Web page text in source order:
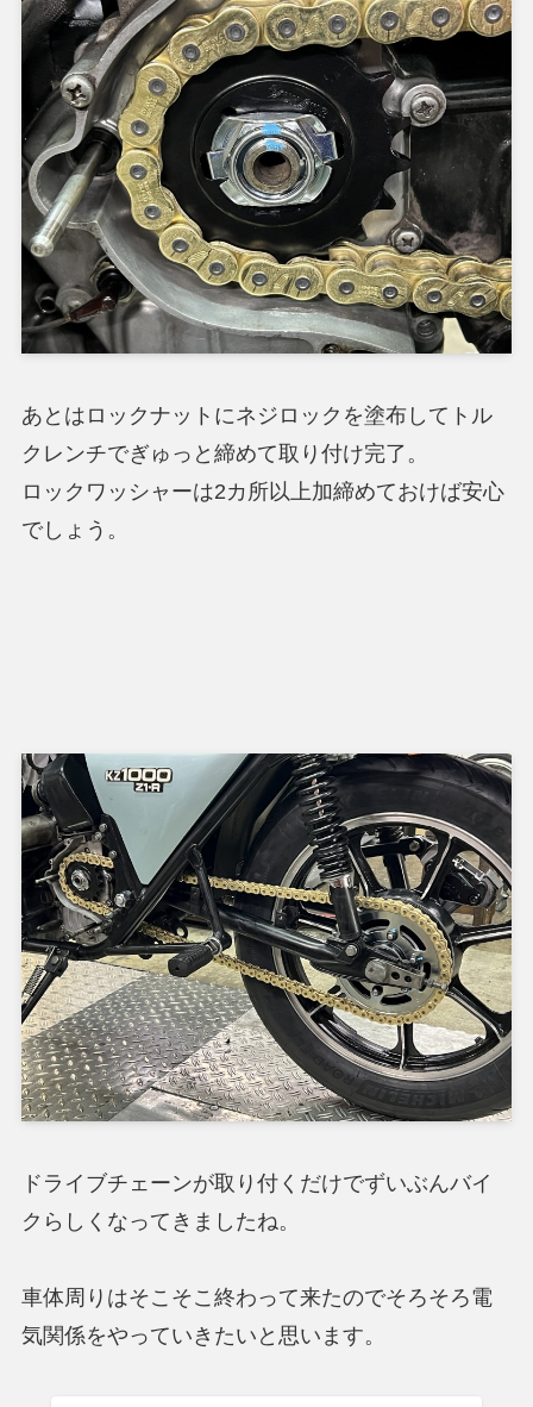
あとはロックナットにネジロックを塗布してトル
クレンチでぎゅっと締めて取り付け完了。
ロックワッシャーは2カ所以上加締めておけば安心
でしょう。
ドライブチェーンが取り付くだけでずいぶんバイ
クらしくなってきましたね。
車体周りはそこそこ終わって来たのでそろそろ電
気関係をやっていきたいと思います。